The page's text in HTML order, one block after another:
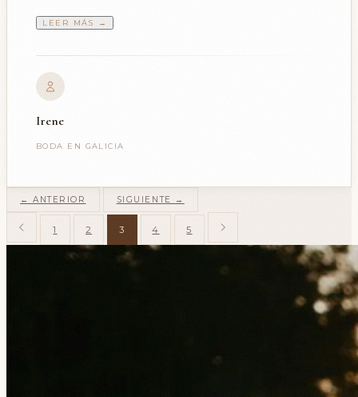
LEER MÁS →
Irene
BODA EN GALICIA
← ANTERIOR SIGUIENTE →
1 2 3 4 5